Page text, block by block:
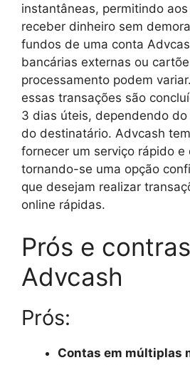
instantâneas, permitindo
receber dinheiro sem
fundos de uma conta
bancárias externas ou
processamento podem
essas transações são
3 dias úteis, dependendo
do destinatário. Advcash
fornecer um serviço rápido e
tornando-se uma opção
que desejam realizar
online rápidas.
Prós e
Advcash
Prós:
Contas em múltiplas